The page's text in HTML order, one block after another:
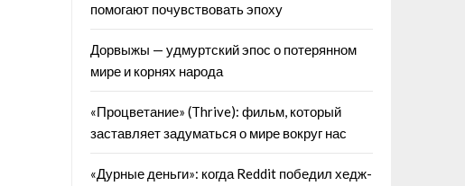
помогают почувствовать эпоху
Дорвыжы — удмуртский эпос о потерянном
мире и корнях народа
«Процветание» (Thrive): фильм, который
заставляет задуматься о мире вокруг нас
«Дурные деньги»: когда Reddit победил хедж-